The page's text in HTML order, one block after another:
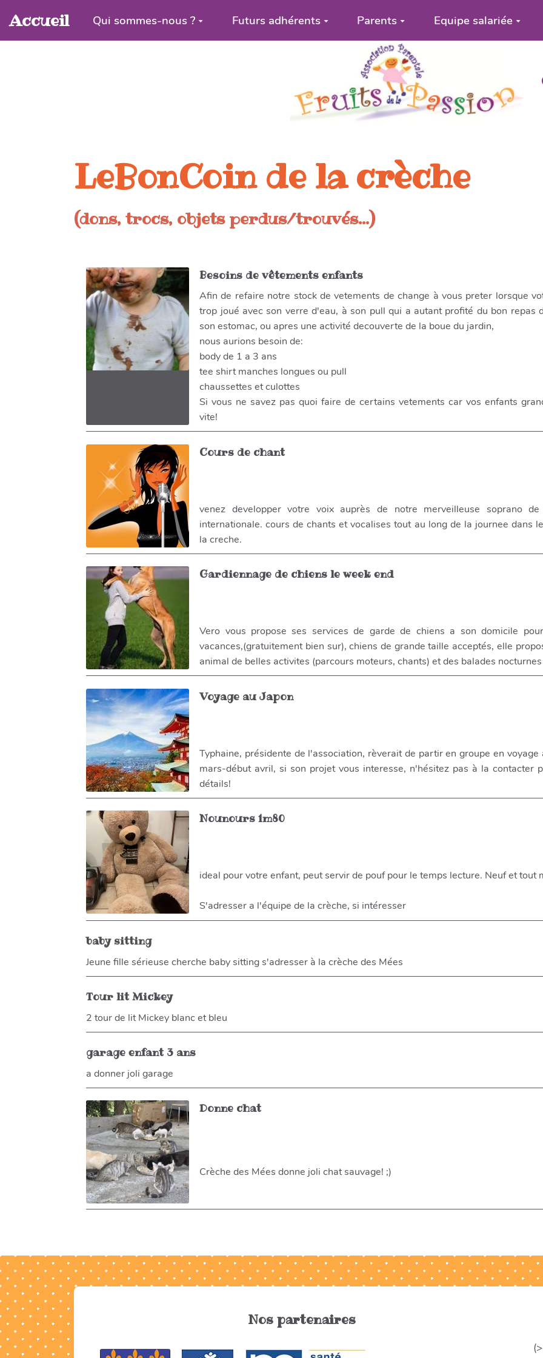
Aller au contenu principal
Accueil Qui sommes-nous ? Futurs adhérents Parents Equipe salariée
LeBonCoin de la crèche
(dons, trocs, objets perdus/trouvés...)
Besoins de vêtements enfants
Afin de refaire notre stock de vetements de change à vous preter lorsque
trop joué avec son verre d'eau, à son pull qui a autant profité du bon repas
son estomac, ou apres une activité decouverte de la boue du jardin,
nous aurions besoin de:
body de 1 a 3 ans
tee shirt manches longues ou pull
chaussettes et culottes
Si vous ne savez pas quoi faire de certains vetements car vos enfants
vite!
Cours de chant
venez developper votre voix auprès de notre merveilleuse soprano de
internationale. cours de chants et vocalises tout au long de la journee dans
la creche.
Gardiennage de chiens le week end
Vero vous propose ses services de garde de chiens a son domicile
vacances,(gratuitement bien sur), chiens de grande taille acceptés, elle
animal de belles activites (parcours moteurs, chants) et des balades
Voyage au Japon
Typhaine, présidente de l'association, rèverait de partir en groupe en voyage
mars-début avril, si son projet vous interesse, n'hésitez pas à la contacter
détails!
Nounours 1m80
ideal pour votre enfant, peut servir de pouf pour le temps lecture. Neuf et tout
S'adresser a l'équipe de la crèche, si intéresser
baby sitting
Jeune fille sérieuse cherche baby sitting s'adresser à la crèche des Mées
Tour lit Mickey
2 tour de lit Mickey blanc et bleu
garage enfant 3 ans
a donner joli garage
Donne chat
Crèche des Mées donne joli chat sauvage! ;)
Nos partenaires